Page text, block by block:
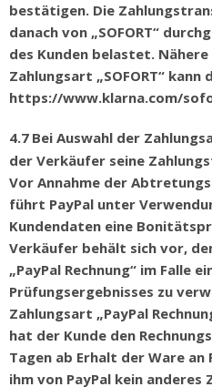
bestätigen. Die
danach von „SOFORT“
des Kunden belastet.
Zahlungsart „SOFORT“
https://www.klarna.com/
4.7 Bei Auswahl der
der Verkäufer seine
Vor Annahme der
führt PayPal unter
Kundendaten eine Bonitätspr
Verkäufer behält sich vor,
„PayPal Rechnung“ im Falle
Prüfungsergebnisses zu
Zahlungsart „PayPal
hat der Kunde den
Tagen ab Erhalt der Ware an
ihm von PayPal kein